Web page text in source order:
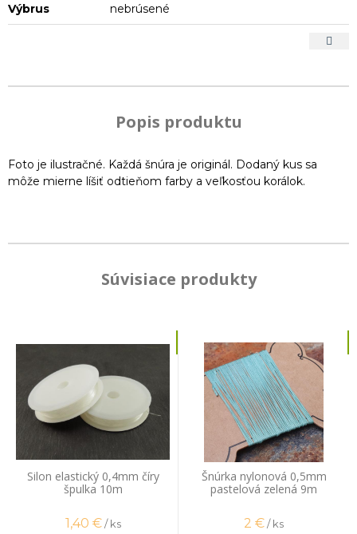
Výbrus nebrúsené
Popis produktu
Foto je ilustračné. Každá šnúra je originál. Dodaný kus sa
môže mierne líšiť odtieňom farby a veľkosťou korálok.
Súvisiace produkty
Silon elastický 0,4mm číry
špulka 10m
1,40 € / ks
Šnúrka nylonová 0,5mm
pastelová zelená 9m
2 €/ ks